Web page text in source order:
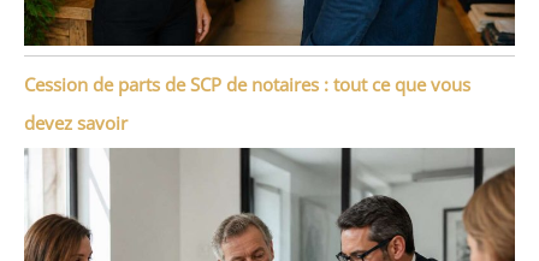
Cession de parts de SCP de notaires : tout ce que vous
devez savoir